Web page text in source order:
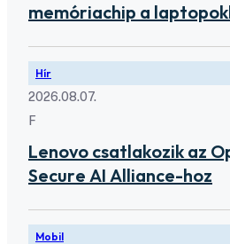
memóriachip a
Hír
2026.08.07.
F
Lenovo csatlakozik az
Secure AI Alliance-hoz
Mobil